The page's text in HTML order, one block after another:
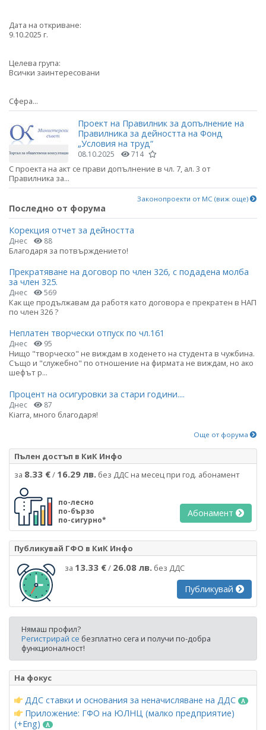
Дата на откриване:
9.10.2025 г.
Целева група:
Всички заинтересовани
Сфера...
Проект на Правилник за допълнение на
Правилника за дейността на Фонд
„Условия на труд“
08.10.2025 714
С проекта на акт се прави допълнение в чл. 7, ал. 3 от
Правилника за...
Законопроекти от МС (виж още)
Последно от форума
Корекция отчет за дейността
Днес 88
Благодаря за потвърждението!
Прекратяване на договор по член 326, с подадена молба
за член 325.
Днес 569
Как ще продължавам да работя като договора е прекратен в НАП
по член 326 ?
Неплатен творчески отпуск по чл.161
Днес 95
Нищо "творческо" не виждам в ходенето на студента в чужбина.
Също и "служебно" по отношение на фирмата не виждам, но ако
шефът р...
Процент на осигуровки за стари години....
Днес 87
Kiarra, много благодаря!
Още от форума
Пълен достъп в КиК Инфо
за 8.33 €/ 16.29 лв. без ДДС на месец при год. абонамент
по-лесно
по-бързо
по-сигурно*
Абонамент
Публикувай ГФО в КиК Инфо
за 13.33 €/ 26.08 лв. без ДДС
Публикувай
Нямаш профил?
Регистрирай се безплатно сега и получи по-добра
функционалност!
На фокус
ДДС ставки и основания за неначисляване на ДДС
Приложение: ГФО на ЮЛНЦ (малко предприятие)
(+Eng)